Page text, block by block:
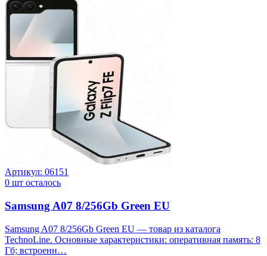
Артикул: 06151
0 шт осталось
Samsung A07 8/256Gb Green EU
Samsung A07 8/256Gb Green EU — товар из каталога
TechnoLine. Основные характеристики: оперативная память: 8
Гб; встроенн…